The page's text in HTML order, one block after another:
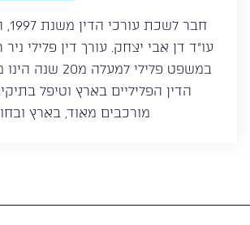
עו”ד דן אבי יצחק. עורך דין פלילי
במשפט פלילי למעלה
הדין הפליליים בארץ וטיפל
מורכבים מאוד, בארץ